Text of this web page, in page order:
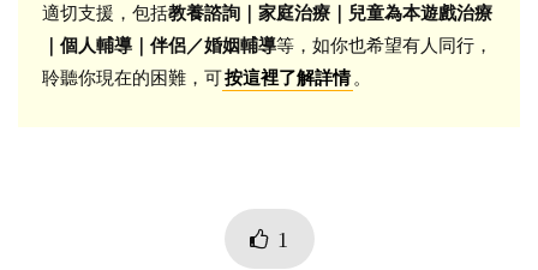
適切支援，包括教養諮詢｜家庭治療｜兒童為本遊戲治療
｜個人輔導｜伴侶／婚姻輔導等，如你也希望有人同行，
聆聽你現在的困難，可按這裡了解詳情 。
1